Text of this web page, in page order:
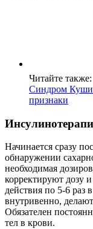
Читайте также:
Синдром
признаки
Начинается сразу
обнаружении
необходимая
корректируют дозу
действия по 5-6 раз
внутривенно,
Обязателен
тел в крови.